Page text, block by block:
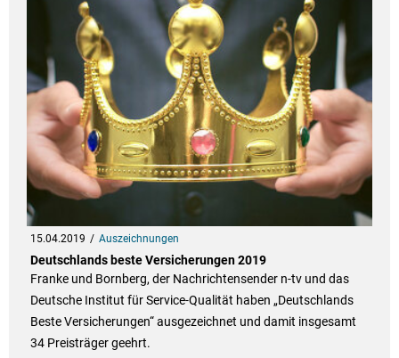
15.04.2019 Auszeichnungen
Deutschlands beste Versicherungen 2019
Franke und Bornberg, der Nachrichtensender n-tv und das
Deutsche Institut für Service-Qualität haben „Deutschlands
Beste Versicherungen“ ausgezeichnet und damit insgesamt
34 Preisträger geehrt.